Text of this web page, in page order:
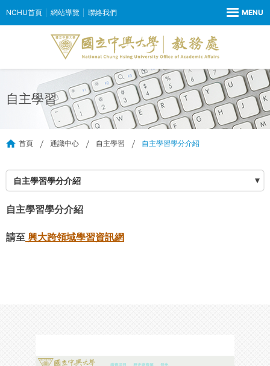
NCHU首頁 網站導覽 聯絡我們
自主學習
首頁 通識中心 自主學習 自主學習學分介紹
自主學習學分介紹
自主學習學分介紹
請至 興大跨領域學習資訊網